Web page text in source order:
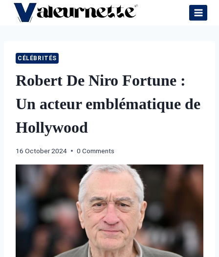
Skip
CÉLÉBRITÉS
Robert De Niro Fortune :
Un acteur emblématique de
Hollywood
16 October 2024 0 Comments